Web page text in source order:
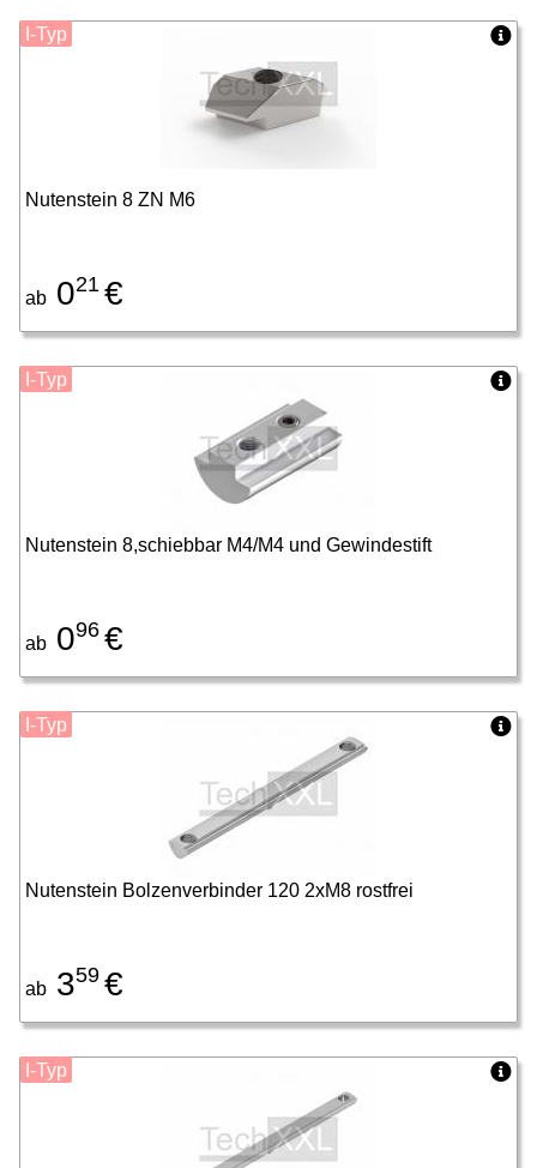
Nutenstein 8 ZN M6
ab 021 €
I-Typ
Nutenstein 8,schiebbar M4/M4 und Gewindestift
ab 096 €
I-Typ
Nutenstein Bolzenverbinder 120 2xM8 rostfrei
ab 359 €
I-Typ
I-Typ